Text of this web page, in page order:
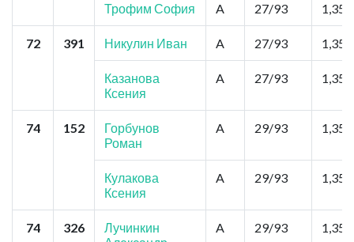
Трофим София A 27/93 1,35
72 391 Никулин Иван A 27/93 1,35
Казанова
Ксения
A 27/93 1,35
74 152
Горбунов
Роман
A 29/93 1,35
Кулакова
Ксения
A 29/93 1,35
74 326
Лучинкин
A 29/93 1,35